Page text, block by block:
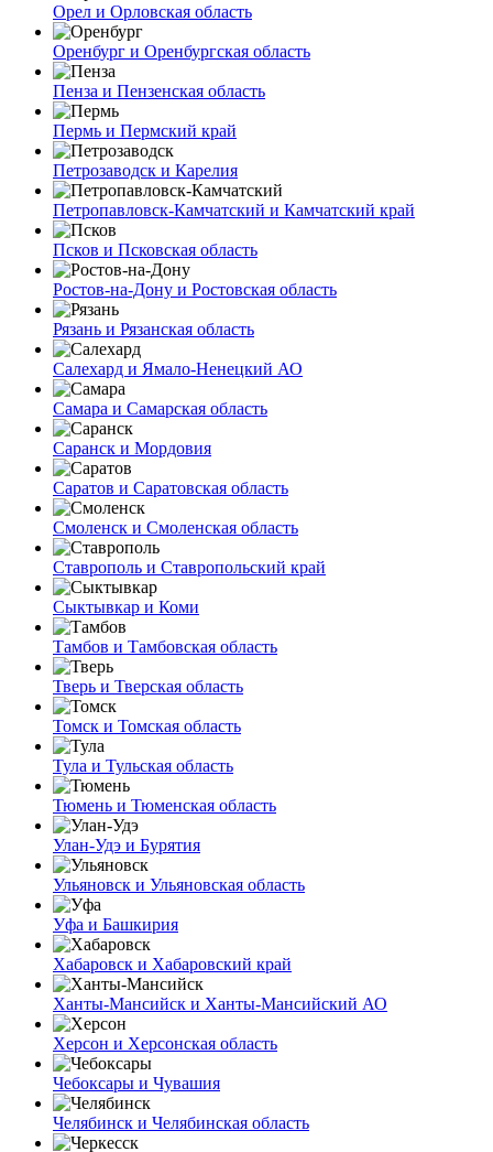
Орел и Орловская область
Оренбург и Оренбургская область
Пенза и Пензенская область
Пермь и Пермский край
Петрозаводск и Карелия
Петропавловск-Камчатский и Камчатский край
Псков и Псковская область
Ростов-на-Дону и Ростовская область
Рязань и Рязанская область
Салехард и Ямало-Ненецкий АО
Самара и Самарская область
Саранск и Мордовия
Саратов и Саратовская область
Смоленск и Смоленская область
Ставрополь и Ставропольский край
Сыктывкар и Коми
Тамбов и Тамбовская область
Тверь и Тверская область
Томск и Томская область
Тула и Тульская область
Тюмень и Тюменская область
Улан-Удэ и Бурятия
Ульяновск и Ульяновская область
Уфа и Башкирия
Хабаровск и Хабаровский край
Ханты-Мансийск и Ханты-Мансийский АО
Херсон и Херсонская область
Чебоксары и Чувашия
Челябинск и Челябинская область